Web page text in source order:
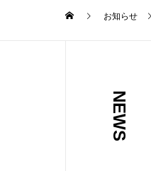
お知らせ
NEWS